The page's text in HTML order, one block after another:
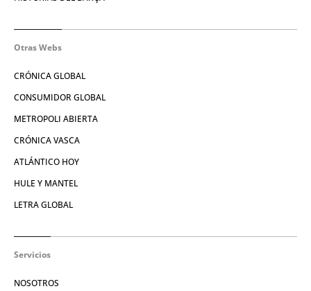
Otras Webs
CRÓNICA GLOBAL
CONSUMIDOR GLOBAL
METROPOLI ABIERTA
CRÓNICA VASCA
ATLÁNTICO HOY
HULE Y MANTEL
LETRA GLOBAL
Servicios
NOSOTROS